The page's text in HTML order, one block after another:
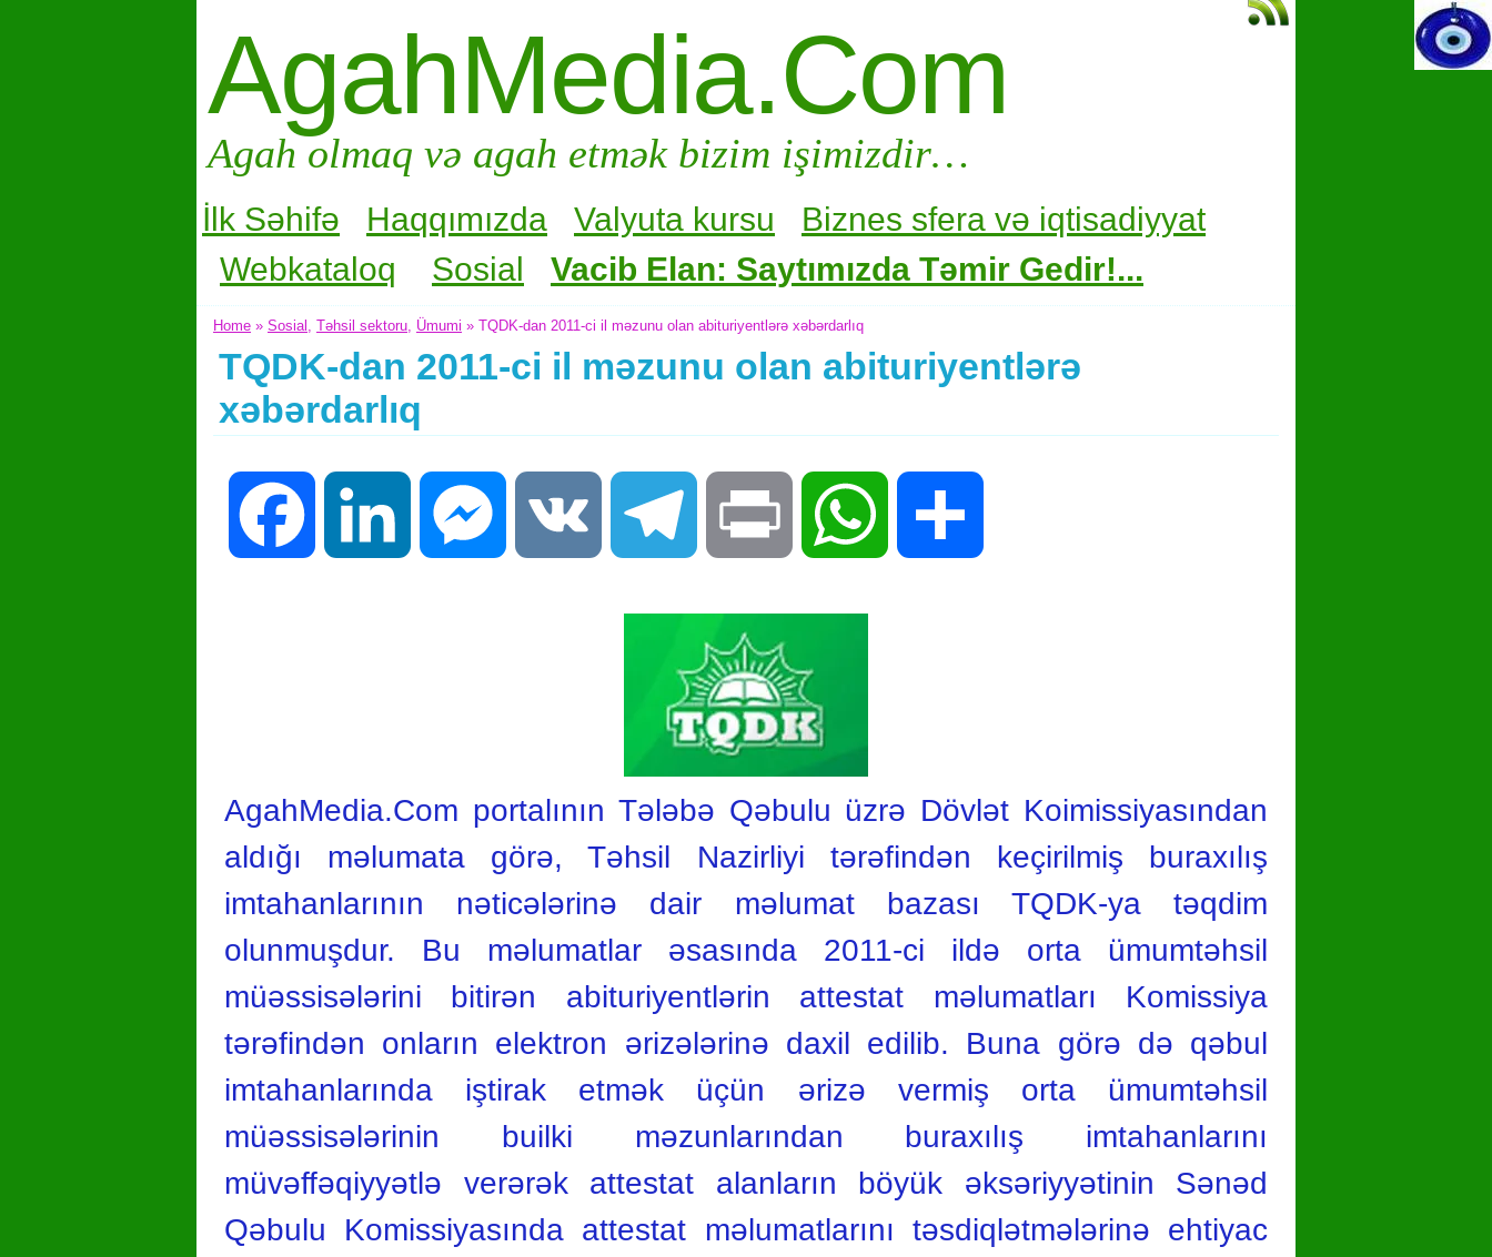
AgahMedia.Com
Agah olmaq və agah etmək bizim işimizdir…
İlk Səhifə Haqqımızda Valyuta kursu Biznes sfera və iqtisadiyyat
Webkataloq
Sosial Vacib Elan: Saytımızda Təmir Gedir!...
Home » Sosial Təhsil sektoru Ümumi » TQDK-dan 2011-ci il məzunu olan abituriyentlərə xəbərdarlıq
TQDK-dan 2011-ci il məzunu olan abituriyentlərə
xəbərdarlıq
Facebook LinkedIn Messenger VK Print WhatsApp
AgahMedia.Com portalının Tələbə Qəbulu üzrə Dövlət Koimissiyasından
aldığı məlumata görə, Təhsil Nazirliyi tərəfindən keçirilmiş buraxılış
imtahanlarının nəticələrinə dair məlumat bazası TQDK-ya təqdim
olunmuşdur. Bu məlumatlar əsasında 2011-ci ildə orta ümumtəhsil
müəssisələrini bitirən abituriyentlərin attestat məlumatları Komissiya
tərəfindən onların elektron ərizələrinə daxil edilib. Buna görə də qəbul
imtahanlarında iştirak etmək üçün ərizə vermiş orta ümumtəhsil
müəssisələrinin builki məzunlarından buraxılış imtahanlarını
müvəffəqiyyətlə verərək attestat alanların böyük əksəriyyətinin Sənəd
Qəbulu Komissiyasında attestat məlumatlarını təsdiqlətmələrinə ehtiyac